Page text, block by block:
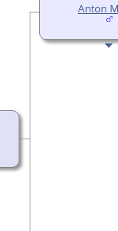
Anton